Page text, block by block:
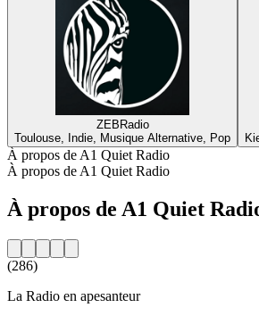
ZEBRadio
Toulouse, Indie, Musique Alternative, Pop
À propos de A1 Quiet Radio
À propos de A1 Quiet Radio
À propos de A1 Quiet
(286)
La Radio en apesanteur